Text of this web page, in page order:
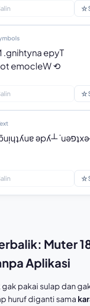
☆
.gnihtyna epyT
emocleW ⟲
☆
☆
Muter
Aplikasi
gak pakai sulap dan
huruf diganti sama